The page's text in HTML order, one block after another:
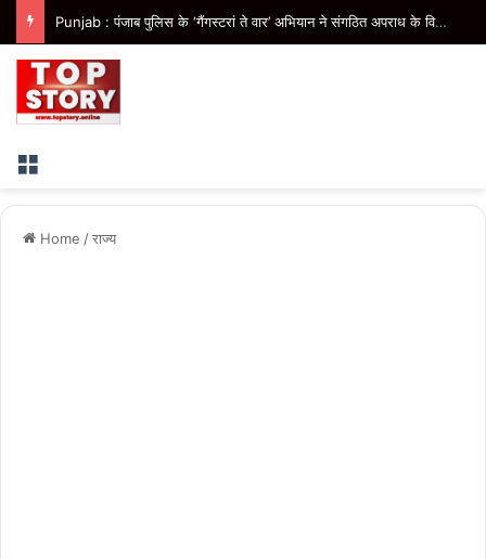
Punjab : मोहाली से ‘हमारे राम’ नाट्य मंचन का आगाज, पंजाब में 41 शो कराएगी भगवंत मान सरकार
Menu
Home /राज्य